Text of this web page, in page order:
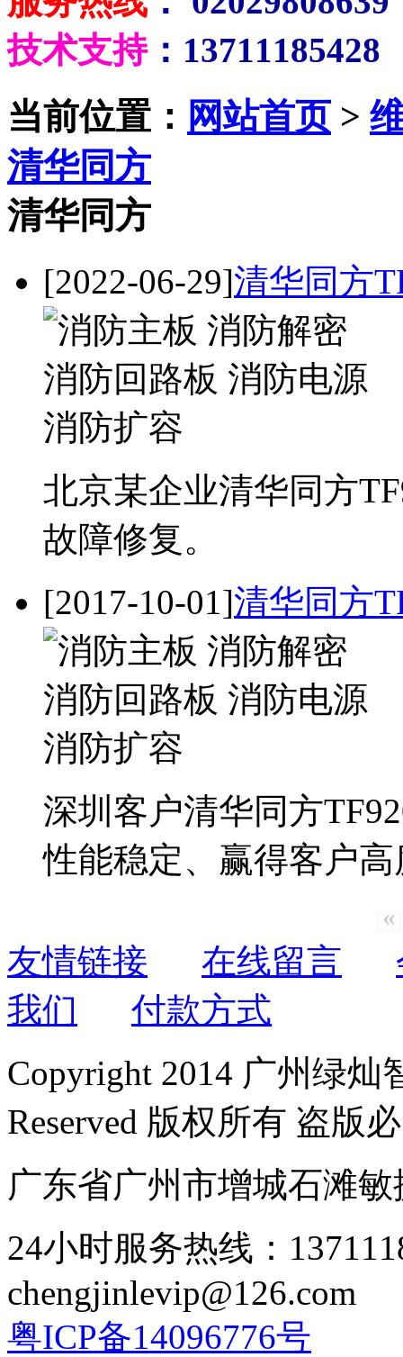
技术支持：13711185428
当前位置： 网站首页>
清华同方
清华同方
[2022-06-29]清华同方
北京某企业清华同方
故障修复。
[2017-10-01]清华同方
深圳客户清华同方
性能稳定、赢得客户
«
友情链接 在线留言
我们
付款方式
Copyright 2014 广州绿
Reserved 版权所有 盗版
广东省广州市增城石滩
24小时服务热线：
chengjinlevip@126.com
粤ICP备14096776号